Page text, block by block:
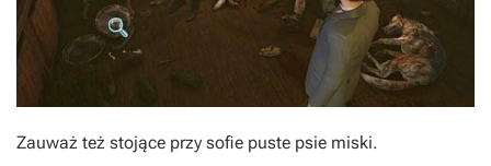
Zauważ też stojące przy sofie puste psie miski.